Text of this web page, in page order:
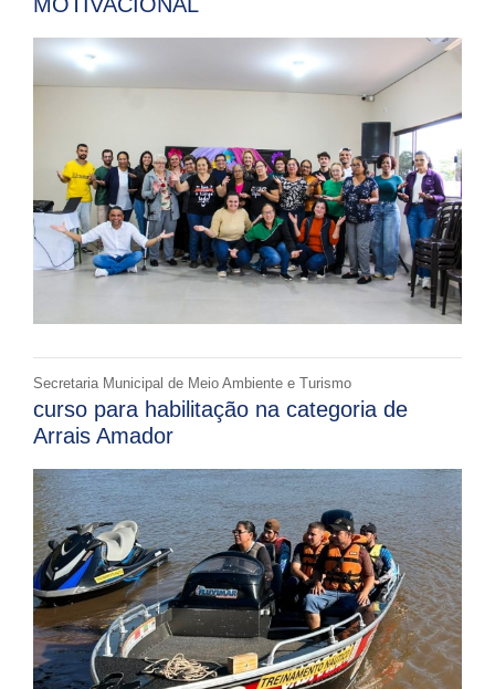
Secretaria Municipal de Meio Ambiente e Turismo
curso para habilitação na categoria de
Arrais Amador